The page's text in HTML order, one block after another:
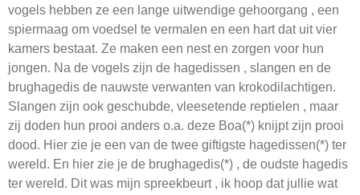
vogels hebben ze een lange uitwendige gehoorgang , een
spiermaag om voedsel te vermalen en een hart dat uit vier
kamers bestaat. Ze maken een nest en zorgen voor hun
jongen. Na de vogels zijn de hagedissen , slangen en de
brughagedis de nauwste verwanten van krokodilachtigen.
Slangen zijn ook geschubde, vleesetende reptielen , maar
zij doden hun prooi anders o.a. deze Boa(*) knijpt zijn prooi
dood. Hier zie je een van de twee giftigste hagedissen(*) ter
wereld. En hier zie je de brughagedis(*) , de oudste hagedis
ter wereld. Dit was mijn spreekbeurt , ik hoop dat jullie wat